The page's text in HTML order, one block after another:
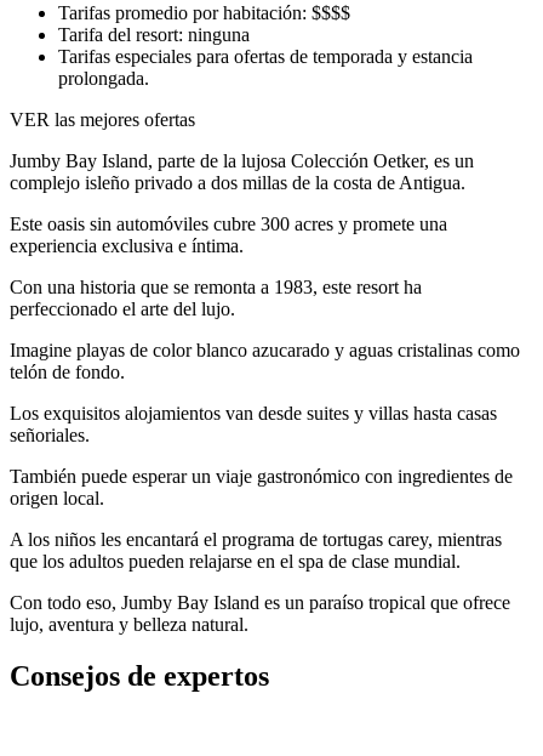
Tarifas promedio por habitación: $$$$
Tarifa del resort: ninguna
Tarifas especiales para ofertas de temporada y estancia
prolongada.
VER las mejores ofertas
Jumby Bay Island, parte de la lujosa Colección Oetker, es un
complejo isleño privado a dos millas de la costa de Antigua.
Este oasis sin automóviles cubre 300 acres y promete una
experiencia exclusiva e íntima.
Con una historia que se remonta a 1983, este resort ha
perfeccionado el arte del lujo.
Imagine playas de color blanco azucarado y aguas cristalinas como
telón de fondo.
Los exquisitos alojamientos van desde suites y villas hasta casas
señoriales.
También puede esperar un viaje gastronómico con ingredientes de
origen local.
A los niños les encantará el programa de tortugas carey, mientras
que los adultos pueden relajarse en el spa de clase mundial.
Con todo eso, Jumby Bay Island es un paraíso tropical que ofrece
lujo, aventura y belleza natural.
Consejos de expertos